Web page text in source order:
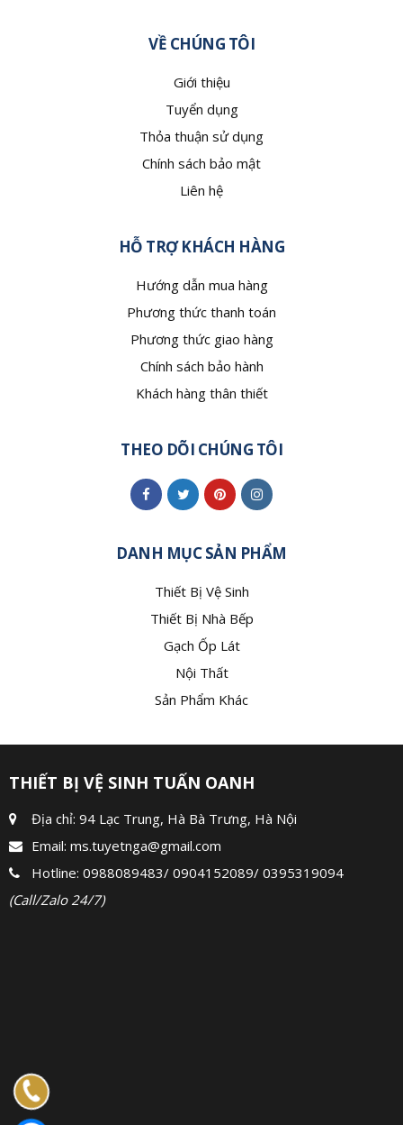
VỀ CHÚNG TÔI
Giới thiệu
Tuyển dụng
Thỏa thuận sử dụng
Chính sách bảo mật
Liên hệ
HỖ TRỢ KHÁCH HÀNG
Hướng dẫn mua hàng
Phương thức thanh toán
Phương thức giao hàng
Chính sách bảo hành
Khách hàng thân thiết
THEO DÕI CHÚNG TÔI
DANH MỤC SẢN PHẨM
Thiết Bị Vệ Sinh
Thiết Bị Nhà Bếp
Gạch Ốp Lát
Nội Thất
Sản Phẩm Khác
THIẾT BỊ VỆ SINH TUẤN OANH
Địa chỉ: 94 Lạc Trung, Hà Bà Trưng, Hà Nội
Email: ms.tuyetnga@gmail.com
Hotline: 0988089483/ 0904152089/ 0395319094
(Call/Zalo 24/7)